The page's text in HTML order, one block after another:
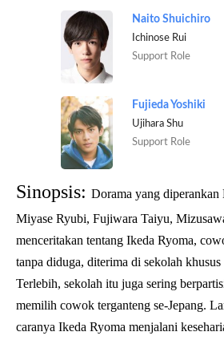
Naito Shuichiro
Ichinose Rui
Support Role
Fujieda Yoshiki
Ujihara Shu
Support Role
Sinopsis: Dorama yang diperankan
Miyase Ryubi, Fujiwara Taiyu,
menceritakan tentang Ikeda Ryoma,
tanpa diduga, diterima di sekolah
Terlebih, sekolah itu juga sering
memilih cowok terganteng se-Jepang.
caranya Ikeda Ryoma menjalani